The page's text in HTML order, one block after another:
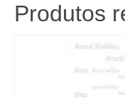
Produtos